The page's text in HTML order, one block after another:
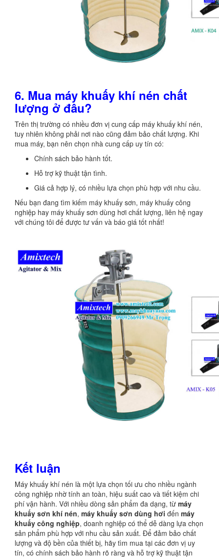
6. Mua máy khuấy khí nén chất
lượng ở đâu?
Trên thị trường có nhiều đơn vị cung cấp máy khuấy khí nén,
tuy nhiên không phải nơi nào cũng đảm bảo chất lượng. Khi
mua máy, bạn nên chọn nhà cung cấp uy tín có:
Chính sách bảo hành tốt.
Hỗ trợ kỹ thuật tận tình.
Giá cả hợp lý, có nhiều lựa chọn phù hợp với nhu cầu.
Nếu bạn đang tìm kiếm máy khuấy sơn, máy khuấy công
nghiệp hay máy khuấy sơn dùng hơi chất lượng, liên hệ ngay
với chúng tôi để được tư vấn và báo giá tốt nhất!
Kết luận
Máy khuấy khí nén là một lựa chọn tối ưu cho nhiều ngành
công nghiệp nhờ tính an toàn, hiệu suất cao và tiết kiệm chi
phí vận hành. Với nhiều dòng sản phẩm đa dạng, từ máy
khuấy sơn khí nén, máy khuấy sơn dùng hơi đến máy
khuấy công nghiệp, doanh nghiệp có thể dễ dàng lựa chọn
sản phẩm phù hợp với nhu cầu sản xuất. Để đảm bảo chất
lượng và độ bền của thiết bị, hãy tìm mua tại các đơn vị uy
tín, có chính sách bảo hành rõ ràng và hỗ trợ kỹ thuật tận